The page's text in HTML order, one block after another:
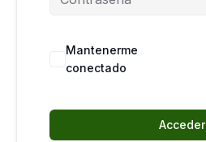
Mantenerme
conectado
Acceder